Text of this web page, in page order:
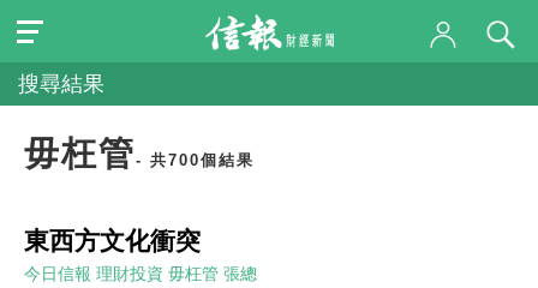
搜尋結果
毋枉管- 共700個結果
東西方文化衝突
今日信報 理財投資 毋枉管 張總